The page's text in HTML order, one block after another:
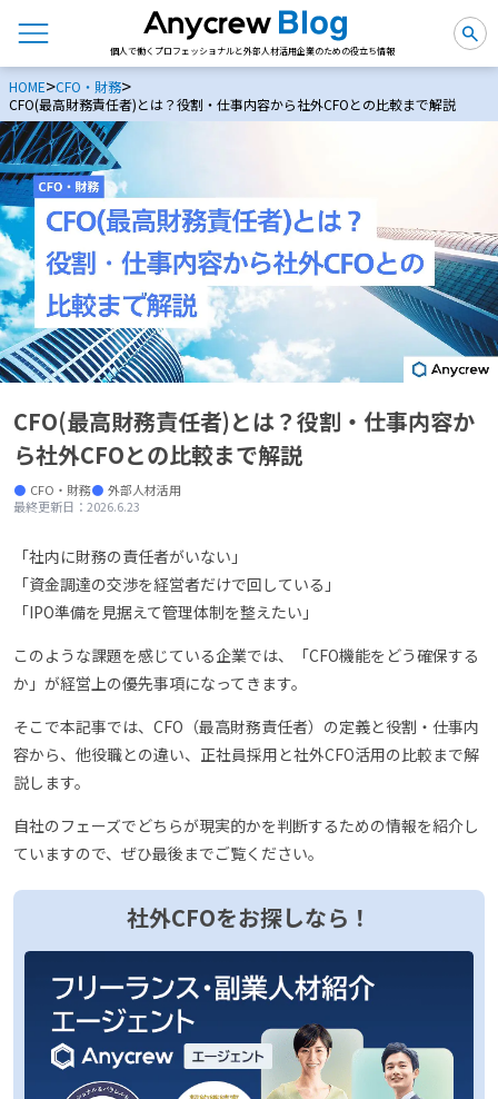
個人で働くプロフェッショナルと外部人材活用企業のための役立ち情報
HOME>CFO・財務>
CFO(最高財務責任者)とは？役割・仕事内容から社外CFOとの比較まで解説
CFO(最高財務責任者)とは？役割・仕事内容か
ら社外CFOとの比較まで解説
CFO・財務
外部人材活用
最終更新日： 2026.6.23
「社内に財務の責任者がいない」
「資金調達の交渉を経営者だけで回している」
「IPO準備を見据えて管理体制を整えたい」
このような課題を感じている企業では、「CFO機能をどう確保する
か」が経営上の優先事項になってきます。
そこで本記事では、CFO（最高財務責任者）の定義と役割・仕事内
容から、他役職との違い、正社員採用と社外CFO活用の比較まで解
説します。
自社のフェーズでどちらが現実的かを判断するための情報を紹介し
ていますので、ぜひ最後までご覧ください。
社外CFOをお探しなら！